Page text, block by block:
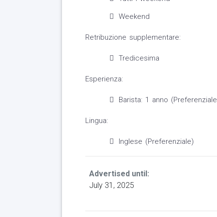
Weekend
Retribuzione supplementare:
Tredicesima
Esperienza:
Barista: 1 anno
Lingua:
Inglese (Preferenziale)
Advertised until:
July 31, 2025